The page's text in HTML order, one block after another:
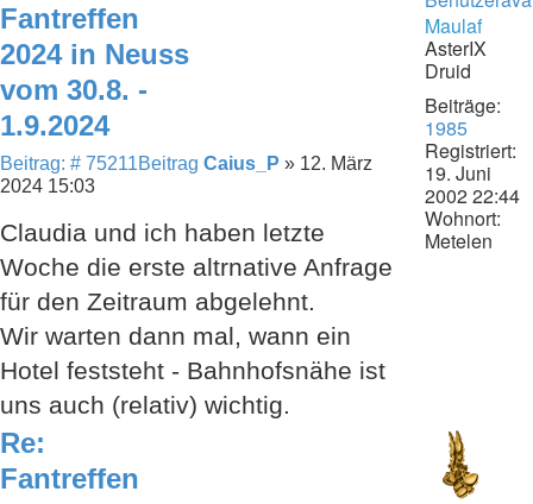
Fantreffen
2024 in Neuss
vom 30.8. -
1.9.2024
Beitrag: # 75211Beitrag Caius_P » 12. März
2024 15:03
Claudia und ich haben letzte
Woche die erste altrnative Anfrage
für den Zeitraum abgelehnt.
Wir warten dann mal, wann ein
Hotel feststeht - Bahnhofsnähe ist
uns auch (relativ) wichtig.
Maulaf
AsterIX
Druid
Beiträge:
1985
Registriert:
19. Juni
2002 22:44
Wohnort:
Metelen
Re:
Fantreffen